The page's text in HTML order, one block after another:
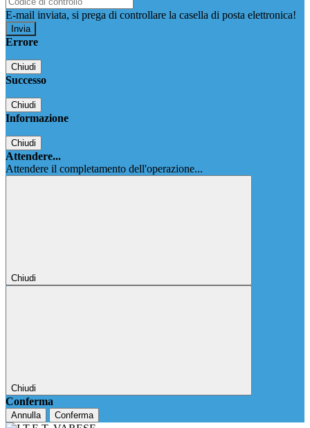
E-mail inviata, si prega di controllare la casella di posta elettronica!
Errore
Chiudi
Successo
Chiudi
Informazione
Chiudi
Attendere...
Attendere il completamento dell'operazione...
Chiudi
Chiudi
Conferma
Annulla Conferma